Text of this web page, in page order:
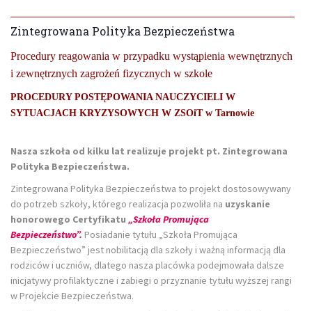
Zintegrowana Polityka Bezpieczeństwa
Procedury reagowania w przypadku wystąpienia wewnętrznych
i zewnętrznych zagrożeń fizycznych w szkole
PROCEDURY POSTĘPOWANIA NAUCZYCIELI W
SYTUACJACH KRYZYSOWYCH W ZSOiT w Tarnowie
Nasza szkoła od kilku lat realizuje projekt pt. Zintegrowana
Polityka Bezpieczeństwa.
Zintegrowana Polityka Bezpieczeństwa to projekt dostosowywany
do potrzeb szkoły, którego realizacja pozwoliła na uzyskanie
honorowego Certyfikatu „Szkoła Promująca
Bezpieczeństwo”. Posiadanie tytułu „Szkoła Promująca
Bezpieczeństwo” jest nobilitacją dla szkoły i ważną informacją dla
rodziców i uczniów, dlatego nasza placówka podejmowała dalsze
inicjatywy profilaktyczne i zabiegi o przyznanie tytułu wyższej rangi
w Projekcie Bezpieczeństwa.